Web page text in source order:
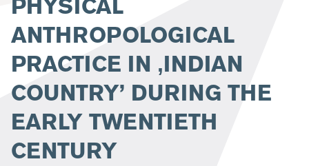
a
t
i
o
n
PHYSICAL
ANTHROPOLOGICAL
PRACTICE IN ‚INDIAN
COUNTRY’ DURING THE
EARLY TWENTIETH
CENTURY